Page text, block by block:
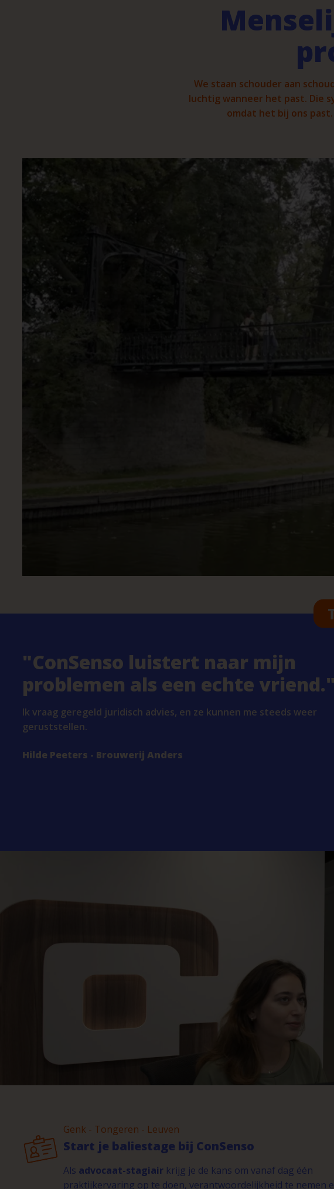
We staan schouder aan
luchtig wanneer het past. Die
omdat het bij ons
ConSenso luistert naar mijn
problemen als een echte vriend.
Ik vraag geregeld juridisch advies, en ze kunnen me steeds weer
geruststellen.
Hilde Peeters - Brouwerij Anders
Genk - Tongeren - Leuven
Start je baliestage bij ConSenso
Als advocaat-stagiair krijg je de kans om vanaf dag één
praktijkervaring op te doen, verantwoordelijkheid te nemen